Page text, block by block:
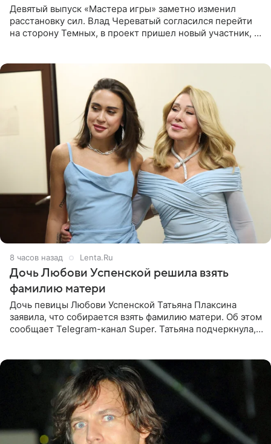
Девятый выпуск «Мастера игры» заметно изменил
расстановку сил. Влад Череватый согласился перейти
на сторону Темных, в проект пришел новый участник, а
8 часов назад Lenta.Ru
Дочь Любови Успенской решила взять
фамилию матери
Дочь певицы Любови Успенской Татьяна Плаксина
заявила, что собирается взять фамилию матери. Об этом
сообщает Telegram-канал Super. Татьяна подчеркнула,